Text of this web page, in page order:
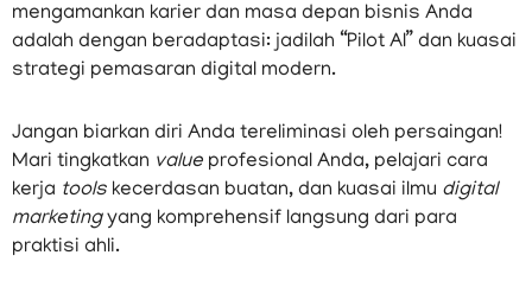
mengamankan karier dan masa depan bisnis Anda
adalah dengan beradaptasi: jadilah “Pilot AI” dan kuasai
strategi pemasaran digital modern.
Jangan biarkan diri Anda tereliminasi oleh persaingan!
Mari tingkatkan value profesional Anda, pelajari cara
kerja tools kecerdasan buatan, dan kuasai ilmu digital
marketingyang komprehensif langsung dari para
praktisi ahli.